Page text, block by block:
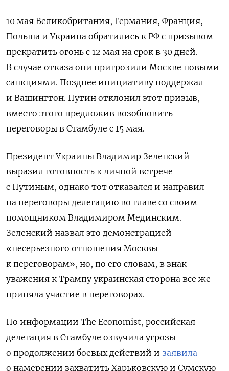
10 мая Великобритания, Германия, Франция,
Польша и Украина обратились к РФ с призывом
прекратить огонь с 12 мая на срок в 30 дней.
В случае отказа они пригрозили Москве новыми
санкциями. Позднее инициативу поддержал
и Вашингтон. Путин отклонил этот призыв,
вместо этого предложив возобновить
переговоры в Стамбуле с 15 мая.
Президент Украины Владимир Зеленский
выразил готовность к личной встрече
с Путиным, однако тот отказался и направил
на переговоры делегацию во главе со своим
помощником Владимиром Мединским.
Зеленский назвал это демонстрацией
«несерьезного отношения Москвы
к переговорам», но, по его словам, в знак
уважения к Трампу украинская сторона все же
приняла участие в переговорах.
По информации The Economist, российская
делегация в Стамбуле озвучила угрозы
о продолжении боевых действий и заявила
о намерении захватить Харьковскую и Сумскую